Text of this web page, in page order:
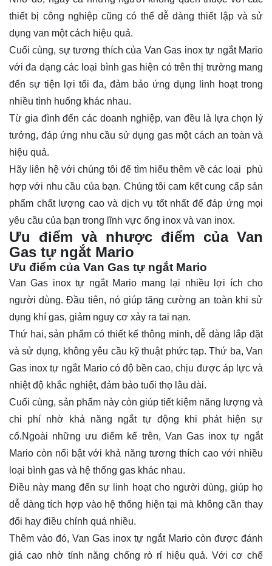
thiết bị công nghiệp cũng có thể dễ dàng thiết lập và sử
dụng van một cách hiệu quả.
Cuối cùng, sự tương thích của Van Gas inox tự ngắt Mario
với đa dạng các loại bình gas hiện có trên thị trường mang
đến sự tiện lợi tối đa, đảm bảo ứng dụng linh hoạt trong
nhiều tình huống khác nhau.
Từ gia đình đến các doanh nghiệp, van đều là lựa chọn lý
tưởng, đáp ứng nhu cầu sử dụng gas một cách an toàn và
hiệu quả.
Hãy liên hệvới chúng tôi để tìm hiểu thêm về các loại phù
hợp với nhu cầu của bạn. Chúng tôi cam kết cung cấp sản
phẩm chất lượng cao và dịch vụ tốt nhất để đáp ứng mọi
yêu cầu của bạn trong lĩnh vực ống inox và van inox.
Ưu điểm và nhược điểm của Van
Gas tự ngắt Mario
Ưu điểm của Van Gas tự ngắt Mario
Van Gas inox tự ngắt Mario mang lại nhiều lợi ích cho
người dùng. Đầu tiên, nó giúp tăng cường an toàn khi sử
dụng khí gas, giảm nguy cơ xảy ra tai nạn.
Thứ hai, sản phẩm có thiết kế thông minh, dễ dàng lắp đặt
và sử dụng, không yêu cầu kỹ thuật phức tạp. Thứ ba, Van
Gas inox tự ngắt Mario có độ bền cao, chịu được áp lực và
nhiệt độ khắc nghiệt, đảm bảo tuổi thọ lâu dài.
Cuối cùng, sản phẩm này còn giúp tiết kiệm năng lượng và
chi phí nhờ khả năng ngắt tự động khi phát hiện sự
cố.Ngoài những ưu điểm kể trên, Van Gas inox tự ngắt
Mario còn nổi bật với khả năng tương thích cao với nhiều
loại bình gas và hệ thống gas khác nhau.
Điều này mang đến sự linh hoạt cho người dùng, giúp họ
dễ dàng tích hợp vào hệ thống hiện tại mà không cần thay
đổi hay điều chỉnh quá nhiều.
Thêm vào đó, Van Gas inox tự ngắt Mario còn được đánh
giá cao nhờ tính năng chống rò rỉ hiệu quả. Với cơ chế